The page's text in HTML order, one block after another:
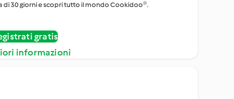
di 30 giorni e scopri tutto il mondo Cookidoo®.
gratis
informazioni